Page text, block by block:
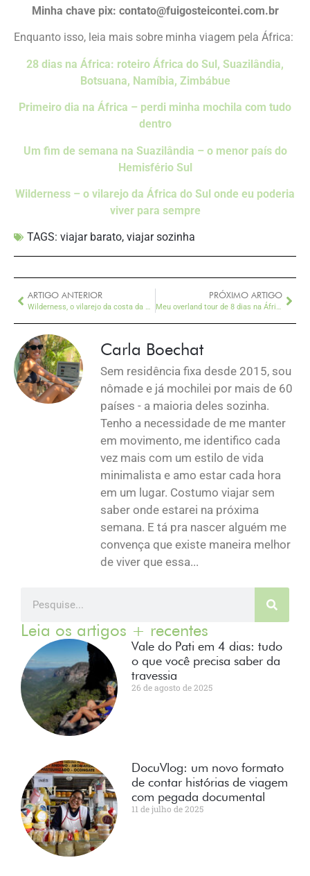
Minha chave pix: contato@fuigosteicontei.com.br
Enquanto isso, leia mais sobre minha viagem pela África:
28 dias na África: roteiro África do Sul, Suazilândia,
Botsuana, Namíbia, Zimbábue
Primeiro dia na África – perdi minha mochila com tudo
dentro
Um fim de semana na Suazilândia – o menor país do
Hemisfério Sul
Wilderness – o vilarejo da África do Sul onde eu poderia
viver para sempre
TAGS: viajar barato, viajar sozinha
ARTIGO ANTERIOR
Wilderness, o vilarejo da costa da África do Sul onde eu poderia viver para sempre
PRÓXIMO ARTIGO
Meu overland tour de 8 dias na África – por África do Sul, Botsuana, Namíbia e Zimbábue
Carla Boechat
Sem residência fixa desde 2015, sou
nômade e já mochilei por mais de 60
países - a maioria deles sozinha.
Tenho a necessidade de me manter
em movimento, me identifico cada
vez mais com um estilo de vida
minimalista e amo estar cada hora
em um lugar. Costumo viajar sem
saber onde estarei na próxima
semana. E tá pra nascer alguém me
convença que existe maneira melhor
de viver que essa...
Leia os artigos + recentes
Vale do Pati em 4 dias: tudo
o que você precisa saber da
travessia
26 de agosto de 2025
DocuVlog: um novo formato
de contar histórias de viagem
com pegada documental
11 de julho de 2025